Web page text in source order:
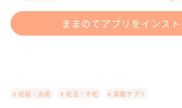
ままのてアプリをインス
# 妊娠・出産 # 妊活・不妊 # 葉酸サプリ